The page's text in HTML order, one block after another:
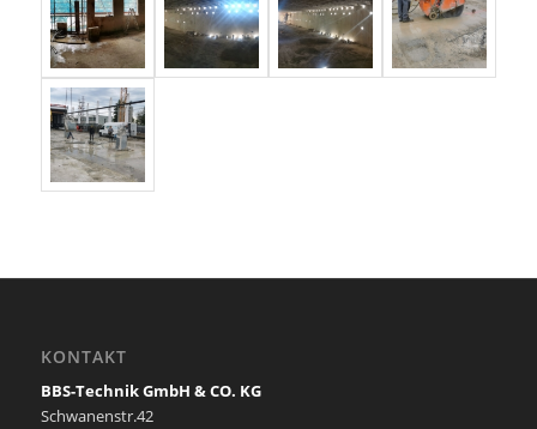
KONTAKT
BBS-Technik GmbH & CO. KG
Schwanenstr.42